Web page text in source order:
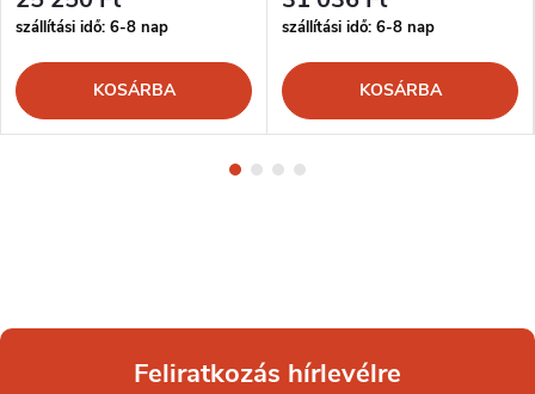
szállítási idő: 6-8 nap
KOSÁRBA
szállítási idő: 6-8 nap
KOSÁRBA
Feliratkozás hírlevélre